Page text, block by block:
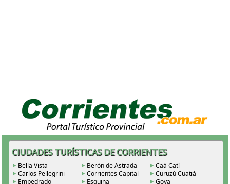
CIUDADES TURÍSTICAS DE CORRIENTES
Bella Vista Berón de Astrada
Caá Catí
Carlos Pellegrini
Corrientes Capital
Curuzú Cuatiá
Empedrado
Esquina
Goya